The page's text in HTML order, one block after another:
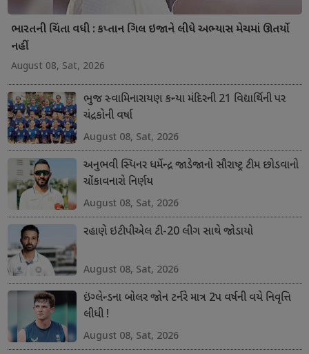
ભારતની ચિંતા વધી : કપ્તાન ગિલ ઇજાને લીધે અભ્યાસ મેચમાં ઊતર્યો
નહીં
August 08, Sat, 2026
ભુજ સ્વામિનારાયણ કન્યા મંદિરની 21 વિદ્યાર્થિની પર
ચંદ્રકોની વર્ષા
August 08, Sat, 2026
અનુભવી સ્પિનર ધર્મેન્દ્ર જાડેજાનો સૌરાષ્ટ્ર ટીમ છોડવાનો
ચોંકાવનારો નિર્ણય
August 08, Sat, 2026
રહાણે ઇટીપીએલ ટી-20 લીગ સાથે જોડાયો
August 08, Sat, 2026
ઇંગ્લેન્ડના બોલર જોન ટર્નરે માત્ર 2પ વર્ષની વયે નિવૃત્તિ
લીધી !
August 08, Sat, 2026